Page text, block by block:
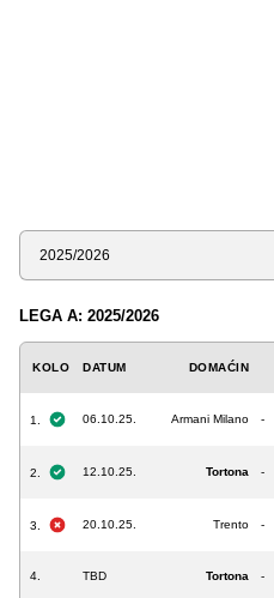
Sezona
LEGA A: 2025/2026
KOLO DATUM DOMAĆIN
1. 06.10.25. Armani Milano -
2. 12.10.25. Tortona -
3. 20.10.25. Trento -
4. TBD Tortona -